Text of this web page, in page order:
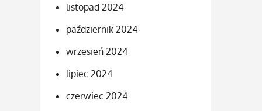
listopad 2024
październik 2024
wrzesień 2024
lipiec 2024
czerwiec 2024